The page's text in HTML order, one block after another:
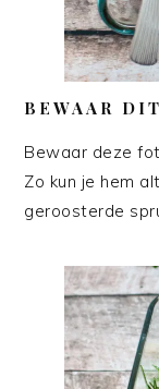
BEWAAR
Bewaar deze
Zo kun je hem
geroosterde